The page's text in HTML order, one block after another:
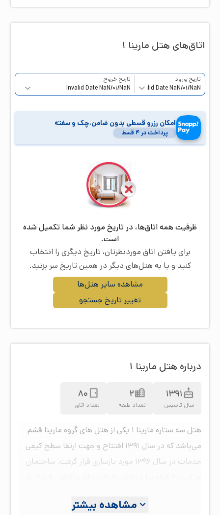
اتاق‌‌های هتل مارینا ۱
تاریخ ورود تاریخ خروج
امکان رزرو قسطی بدون ضامن،چک و سفته
پرداخت در ۴ قسط
ظرفیت همه اتاق‌ها، در تاریخ مورد نظر شما تکمیل شده
است.
برای یافتن اتاق موردنظرتان، تاریخ دیگری را انتخاب
کنید و یا به هتل‌های دیگر در همین تاریخ سر بزنید.
تغییر تاریخ جستجو
مشاهده سایر هتل‌ها
درباره هتل مارینا ۱
1391
سال تاسیس
2
تعداد طبقه
80
تعداد اتاق
هتل سه ستاره مارینا ۱ یکی از هتل های گروه مارینا قشم
می‌باشد که در سال ۱۳۹۱ افتتاح و جهت ارتقا سطح کیفی
خدمات در سال ۱۳۹۶ مورد بازسازی قرار گرفت. ساختمان
ساحل و دانشگاه پیام نور مرکز بین الملل قشم دارد.
مشاهده بیشتر